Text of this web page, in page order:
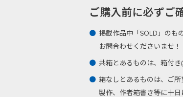
ご購入前に必ずご
掲載作品中「SOLD」のも
お問合わせくださいませ
共箱とあるものは、箱付き
箱なしとあるものは、ご所
製作、作者箱書き等に十日